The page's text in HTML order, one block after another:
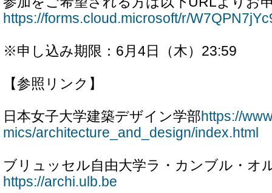
https://forms.cloud.microsoft/r/
※申し込み期限：6月4日（木）23:59
【参照リンク】
日本女子大学建築デザイン学部https://
mics/architecture_and_design/index.html
ブリュッセル自由大学ラ・カンブル・オ
https://archi.ulb.be